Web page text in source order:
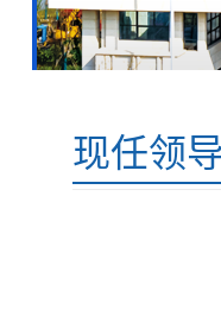
现任领